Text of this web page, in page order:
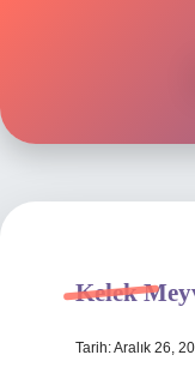
Hakkımızda
Kelek
Tarih: Aralık 26,